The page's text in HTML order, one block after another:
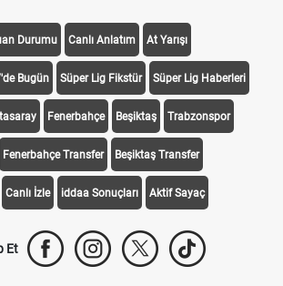
Durumu Canlı Anlatım At Yarışı
Bugün Süper Lig Fikstür Süper Lig Haberleri
Fenerbahçe Beşiktaş Trabzonspor
Fenerbahçe Transfer Beşiktaş Transfer
Canlı İzle iddaa Sonuçları Aktif Sayaç
Et